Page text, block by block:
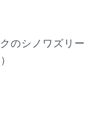
のシノワズリー